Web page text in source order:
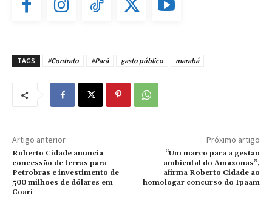
TAGS #Contrato #Pará gasto público marabá
Artigo anterior
Roberto Cidade anuncia
concessão de terras para
Petrobras e investimento de
500 milhões de dólares em
Coari
Próximo artigo
“Um marco para a gestão
ambiental do Amazonas”,
afirma Roberto Cidade ao
homologar concurso do Ipaam